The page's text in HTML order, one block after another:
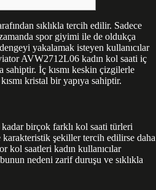
sıklıkla tercih edilir. Sadece
spor giyimi ile de oldukça
yakalamak isteyen kullanıcılar
AVW2712L06 kadın kol saati iç
sahiptir. İç kısmı keskin çizgilerle
kristal bir yapıya sahiptir.
birçok farklı kol saati türleri
şekiller tercih edilirse daha
kol saatleri kadın kullanıcılar
nedeni zarif duruşu ve sıklıkla